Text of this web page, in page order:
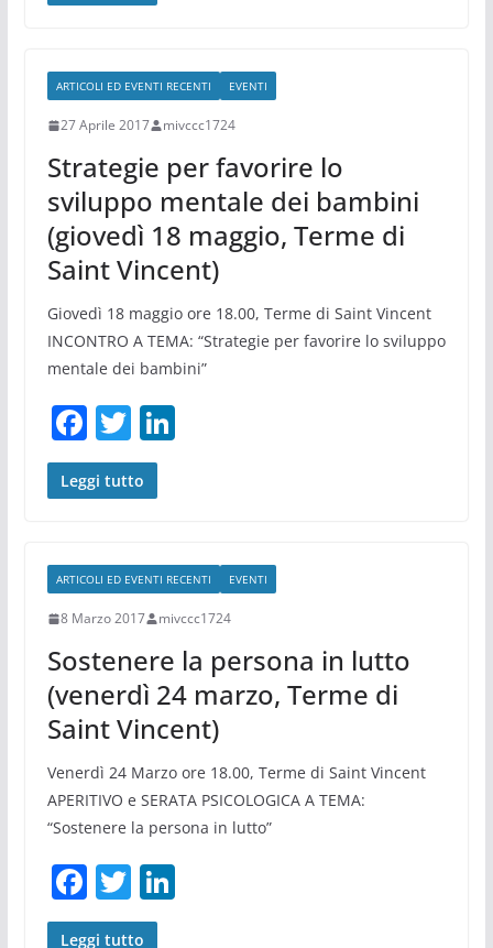
b
o
o
k
dI
n
ARTICOLI ED EVENTI RECENTI EVENTI
27 Aprile 2017 mivccc1724
Strategie per favorire lo
sviluppo mentale dei bambini
(giovedì 18 maggio, Terme di
Saint Vincent)
Giovedì 18 maggio ore 18.00, Terme di Saint Vincent
INCONTRO A TEMA: “Strategie per favorire lo sviluppo
mentale dei bambini”
F
a
c
b
o
o
k
T
w
itt
Li
dI
n
Leggi tutto
ARTICOLI ED EVENTI RECENTI EVENTI
8 Marzo 2017 mivccc1724
Sostenere la persona in lutto
(venerdì 24 marzo, Terme di
Saint Vincent)
Venerdì 24 Marzo ore 18.00, Terme di Saint Vincent
APERITIVO e SERATA PSICOLOGICA A TEMA:
“Sostenere la persona in lutto”
F
a
T
w
Li
Leggi tutto